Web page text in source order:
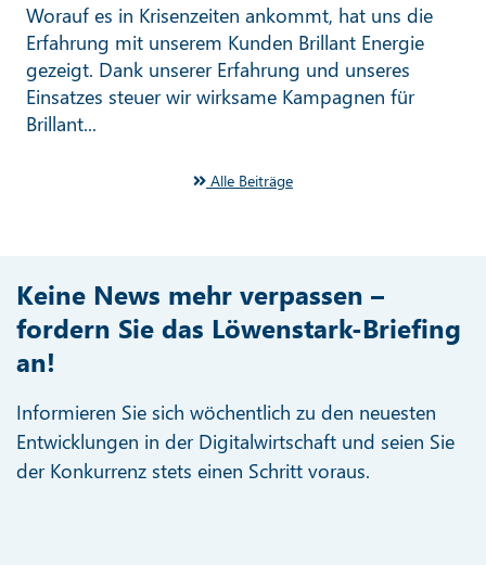
Worauf es in Krisenzeiten ankommt, hat uns die
Erfahrung mit unserem Kunden Brillant Energie
gezeigt. Dank unserer Erfahrung und unseres
Einsatzes steuer wir wirksame Kampagnen für
Brillant...
Alle Beiträge
Keine News mehr verpassen –
fordern Sie das Löwenstark-Briefing
an!
Informieren Sie sich wöchentlich zu den neuesten
Entwicklungen in der Digitalwirtschaft und seien Sie
der Konkurrenz stets einen Schritt voraus.